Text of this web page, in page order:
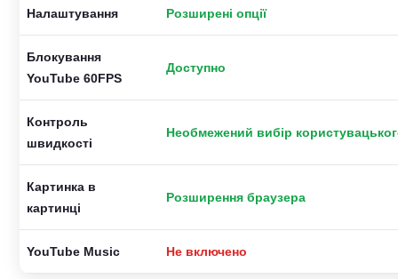
Налаштування Розширені опції
Блокування
YouTube 60FPS
Доступно
Контроль
швидкості
Необмежений вибір
Картинка в
картинці
Розширення браузера
YouTube Music Не включено